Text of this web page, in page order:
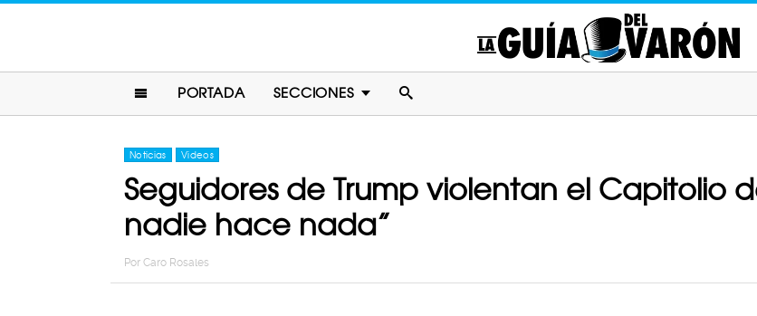
PORTADA SECCIONES
Noticias Videos
Seguidores de Trump violentan el Capitolio
nadie hace nada”
Por Caro Rosales